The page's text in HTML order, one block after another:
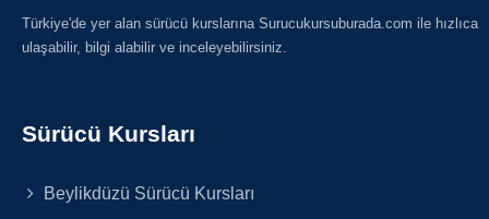
Türkiye'de yer alan sürücü kurslarına Surucukursuburada.com ile hızlıca
ulaşabilir, bilgi alabilir ve inceleyebilirsiniz.
Sürücü Kursları
Beylikdüzü Sürücü Kursları